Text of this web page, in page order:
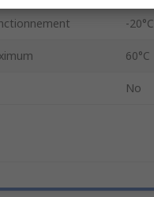
-20°C
60°C
No